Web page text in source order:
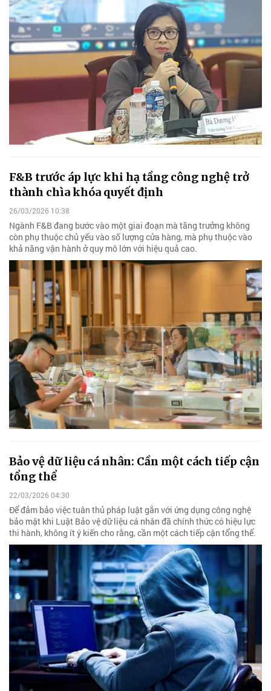
F&B trước áp lực khi hạ tầng công nghệ trở
thành chìa khóa quyết định
26/03/2026 10:38
Ngành F&B đang bước vào một giai đoạn mà tăng trưởng không
còn phụ thuộc chủ yếu vào số lượng cửa hàng, mà phụ thuộc vào
khả năng vận hành ở quy mô lớn với hiệu quả cao.
Bảo vệ dữ liệu cá nhân: Cần một cách tiếp cận
tổng thể
22/03/2026 04:30
Để đảm bảo việc tuân thủ pháp luật gắn với ứng dụng công nghệ
bảo mật khi Luật Bảo vệ dữ liệu cá nhân đã chính thức có hiệu lực
thi hành, không ít ý kiến cho rằng, cần một cách tiếp cận tổng thể.